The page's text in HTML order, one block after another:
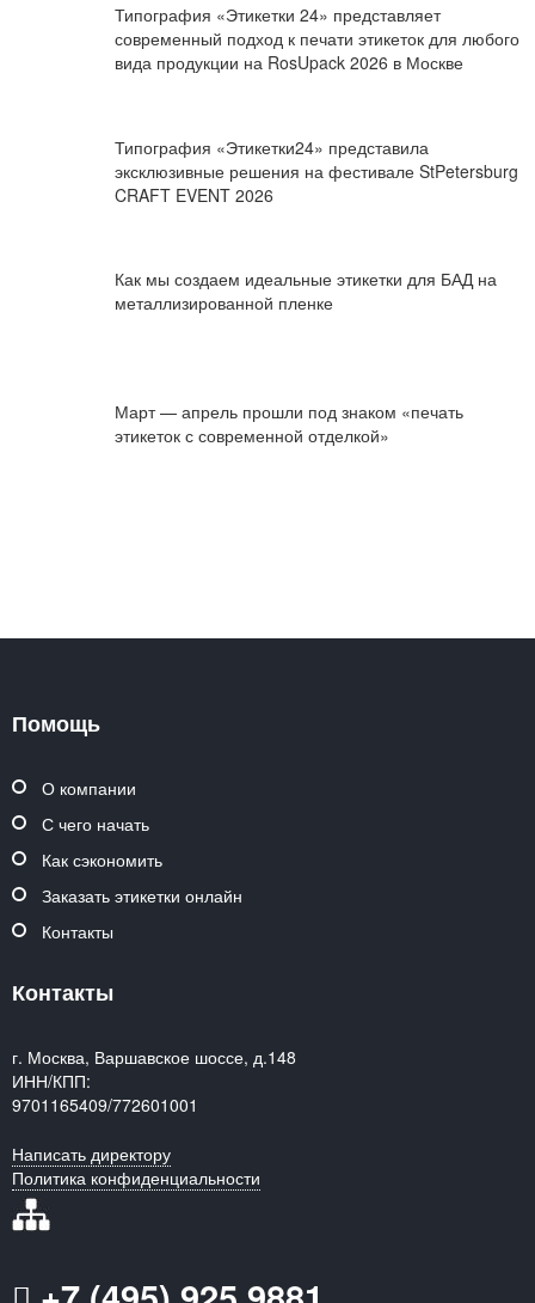
Типография «Этикетки 24» представляет
современный подход к печати этикеток для любого
вида продукции на RosUpack 2026 в Москве
Типография «Этикетки24» представила
эксклюзивные решения на фестивале StPetersburg
CRAFT EVENT 2026
Как мы создаем идеальные этикетки для БАД на
металлизированной пленке
Март — апрель прошли под знаком «печать
этикеток с современной отделкой»
Помощь
О компании
С чего начать
Как сэкономить
Заказать этикетки онлайн
Контакты
Контакты
г. Москва, Варшавское шоссе, д.148
ИНН/КПП:
9701165409/772601001
Написать директору
Политика конфиденциальности